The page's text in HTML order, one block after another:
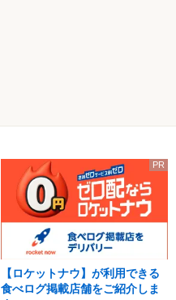
PR
【ロケットナウ】が利用できる
食べログ掲載店舗をご紹介しま